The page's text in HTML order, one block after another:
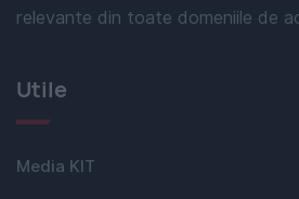
relevante din toate domeniile de
Utile
Media KIT